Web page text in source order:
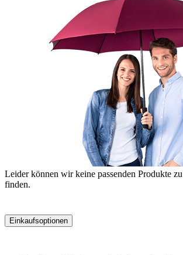
Einkaufsoptionen
Leider können wir keine passenden Produkte
finden.